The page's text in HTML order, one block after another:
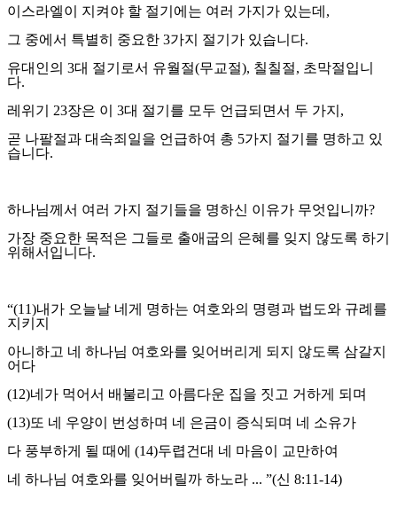
이스라엘이 지켜야 할 절기에는 여러 가지가 있는데 ,
그 중에서 특별히 중요한 3가지 절기가 있습니다.
유대인의 3대 절기로서 유월절(무교절), 칠칠절, 초막절입니
다.
레위기 23장은 이 3대 절기를 모두 언급되면서 두 가지 ,
곧 나팔절과 대속죄일을 언급하여 총 5가지 절기를 명하고 있
습니다.
하나님께서 여러 가지 절기들을 명하신 이유가 무엇입니까?
가장 중요한 목적은 그들로 출애굽의 은혜를 잊지 않도록 하기
위해서입니다.
“(11)내가 오늘날 네게 명하는 여호와의 명령과 법도와 규례를
지키지
아니하고 네 하나님 여호와를 잊어버리게 되지 않도록 삼갈지
어다
(12)네가 먹어서 배불리고 아름다운 집을 짓고 거하게 되며
(13)또 네 우양이 번성하며 네 은금이 증식되며 네 소유가
다 풍부하게 될 때에 (14)두렵건대 네 마음이 교만하여
네 하나님 여호와를 잊어버릴까 하노라 ... ”(신 8:11-14)